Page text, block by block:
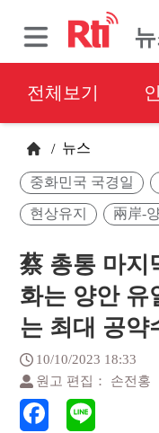
전체보기
/ 뉴스
중화민국 국경일
현상유지 兩岸-
蔡 총통 마지
화는 양안 유
는 최대 공약
10/10/2023 18:33
원고 편집： 손전홍